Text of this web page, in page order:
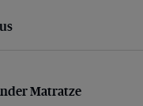
Matratze
Matratze